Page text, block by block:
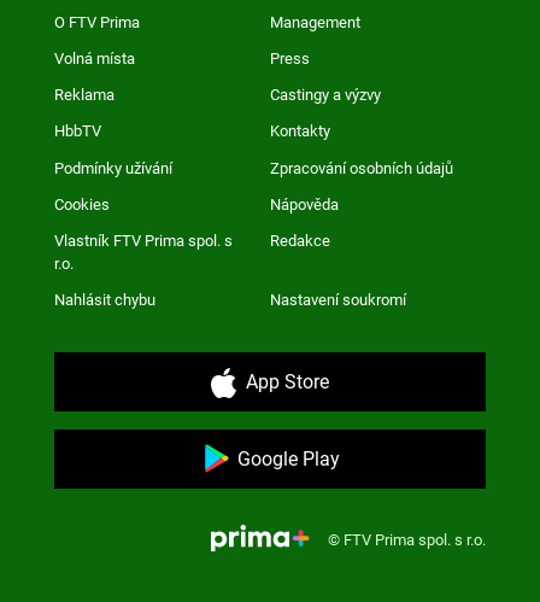
O FTV Prima Management
Volná místa Press
Reklama Castingy a výzvy
HbbTV Kontakty
Podmínky užívání Zpracování osobních údajů
Cookies Nápověda
Vlastník FTV Prima spol. s
r.o.
Redakce
Nahlásit chybu Nastavení soukromí
App Store
Google Play
© FTV Prima spol. s r.o.